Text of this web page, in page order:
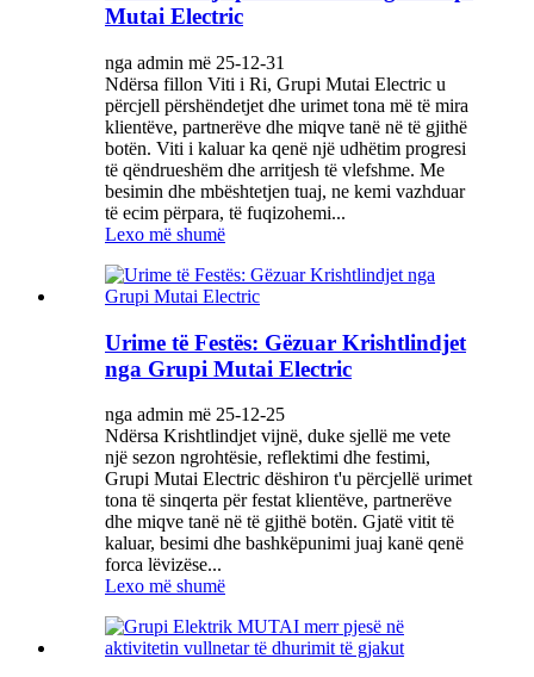
Mutai Electric
nga admin më 25-12-31
Ndërsa fillon Viti i Ri, Grupi Mutai Electric u
përcjell përshëndetjet dhe urimet tona më të mira
klientëve, partnerëve dhe miqve tanë në të gjithë
botën. Viti i kaluar ka qenë një udhëtim progresi
të qëndrueshëm dhe arritjesh të vlefshme. Me
besimin dhe mbështetjen tuaj, ne kemi vazhduar
të ecim përpara, të fuqizohemi...
Lexo më shumë
Urime të Festës: Gëzuar Krishtlindjet
nga Grupi Mutai Electric
nga admin më 25-12-25
Ndërsa Krishtlindjet vijnë, duke sjellë me vete
një sezon ngrohtësie, reflektimi dhe festimi,
Grupi Mutai Electric dëshiron t'u përcjellë urimet
tona të sinqerta për festat klientëve, partnerëve
dhe miqve tanë në të gjithë botën. Gjatë vitit të
kaluar, besimi dhe bashkëpunimi juaj kanë qenë
forca lëvizëse...
Lexo më shumë